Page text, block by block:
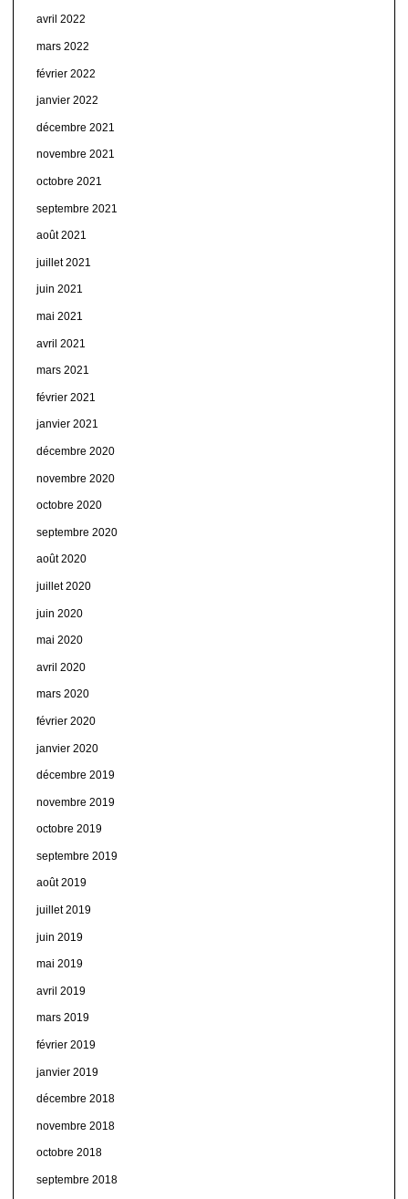
avril 2022
mars 2022
février 2022
janvier 2022
décembre 2021
novembre 2021
octobre 2021
septembre 2021
août 2021
juillet 2021
juin 2021
mai 2021
avril 2021
mars 2021
février 2021
janvier 2021
décembre 2020
novembre 2020
octobre 2020
septembre 2020
août 2020
juillet 2020
juin 2020
mai 2020
avril 2020
mars 2020
février 2020
janvier 2020
décembre 2019
novembre 2019
octobre 2019
septembre 2019
août 2019
juillet 2019
juin 2019
mai 2019
avril 2019
mars 2019
février 2019
janvier 2019
décembre 2018
novembre 2018
octobre 2018
septembre 2018